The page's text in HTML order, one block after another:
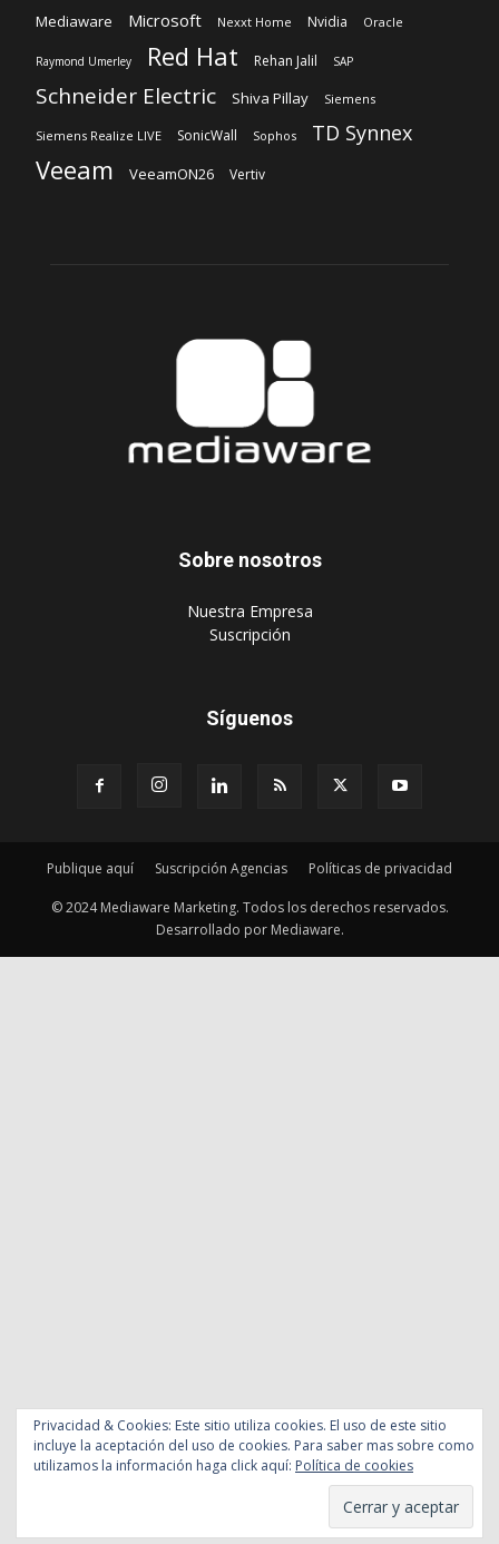
Mediaware Microsoft Nexxt Home Nvidia Oracle
Raymond Umerley Red Hat Rehan Jalil SAP
Schneider Electric Shiva Pillay Siemens
Siemens Realize LIVE SonicWall Sophos TD Synnex
Veeam VeeamON26 Vertiv
Sobre nosotros
‎Nuestra Empresa
‎Suscripción
Síguenos
Publique aquí Suscripción Agencias Políticas de privacidad
© 2024 Mediaware Marketing. Todos los derechos reservados.
Desarrollado por Mediaware.
Privacidad & Cookies: Este sitio utiliza cookies. El uso de este sitio
incluye la aceptación del uso de cookies. Para saber mas sobre como
utilizamos la información haga click aquí: Política de cookies